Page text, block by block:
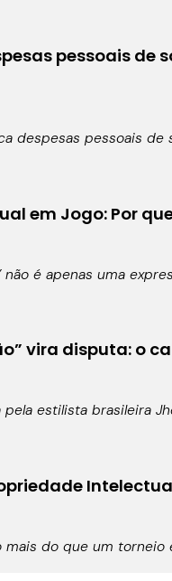
pessoais
despesas pessoais
em Jogo: Por
não é apenas uma
vira disputa: o
estilista brasileira
do que um